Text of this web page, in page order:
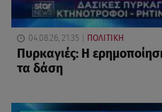
04.08.26, 21:35 ΠΟΛΙΤΙΚΗ
Πυρκαγιές: Η
τα δάση